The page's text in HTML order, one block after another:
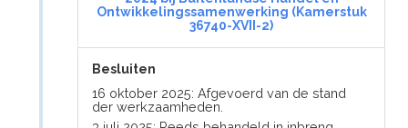
Ontwikkelingssamenwerking (Kamerstuk
36740-XVII-2)
Besluiten
16 oktober 2025: Afgevoerd van de stand
der werkzaamheden.